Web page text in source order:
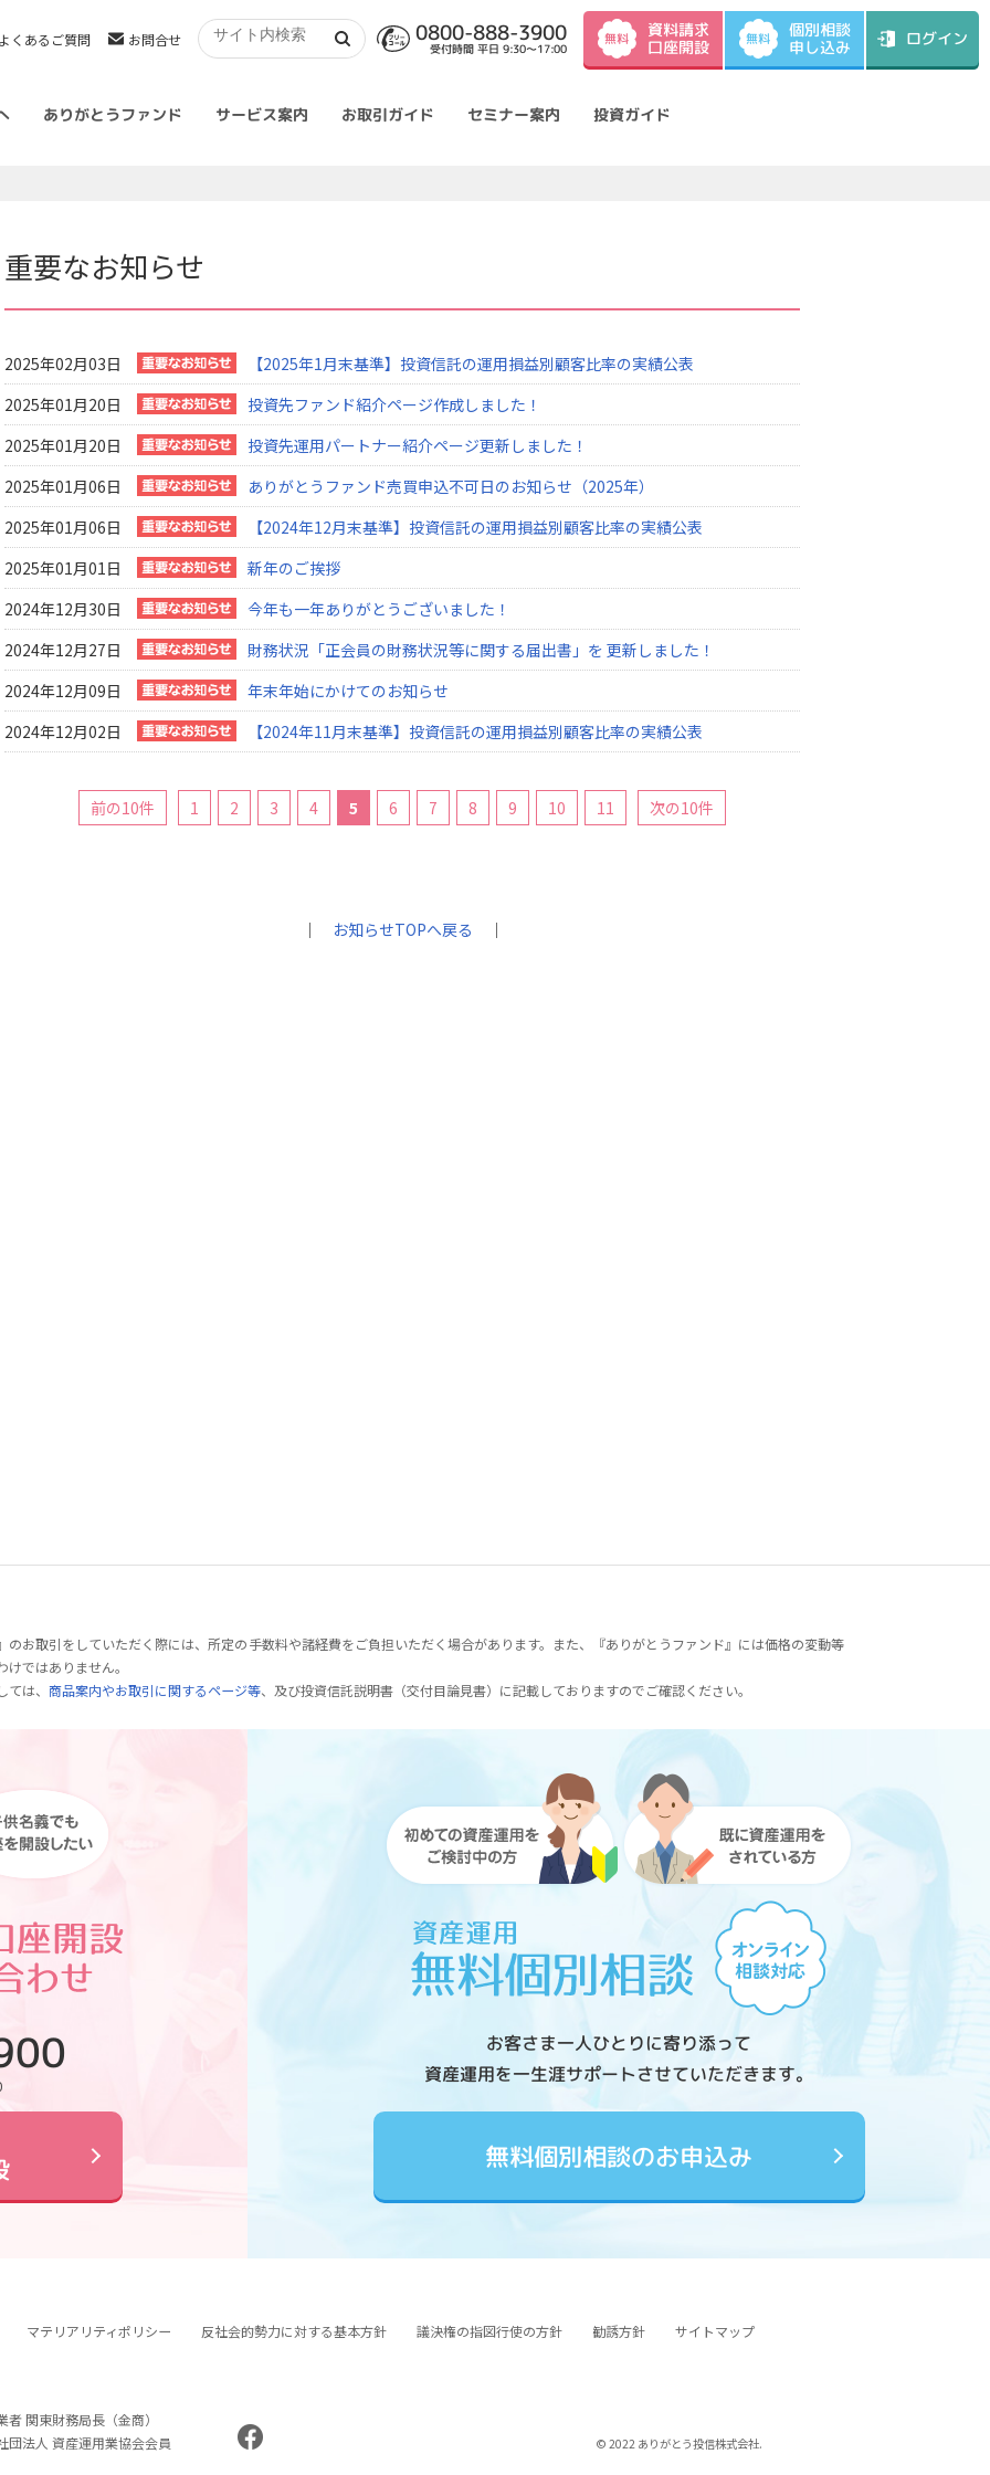
くあるご質問 お問合せ 0800-888-3900
受付時間 平日 9:30～17:00
無料 資料請求
口座開設 無料 個別相談
申し込み ログイン
ありがとうファンド サービス案内 お取引ガイド セミナー案内 投資ガイド
重要なお知らせ
2025年02月03日
【2025年1月末基準】投資信託の運用損益別顧客比率の実績公表
2025年01月20日
投資先ファンド紹介ページ作成しました！
2025年01月20日
投資先運用パートナー紹介ページ更新しました！
2025年01月06日
ありがとうファンド売買申込不可日のお知らせ（2025年）
2025年01月06日
【2024年12月末基準】投資信託の運用損益別顧客比率の実績公表
2025年01月01日
新年のご挨拶
2024年12月30日
今年も一年ありがとうございました！
2024年12月27日
財務状況「正会員の財務状況等に関する届出書」を 更新しました！
2024年12月09日
年末年始にかけてのお知らせ
2024年12月02日
【2024年11月末基準】投資信託の運用損益別顧客比率の実績公表
前の10件 1 2 3 4 5 6 7 8 9 10 11 次の10件
｜ お知らせTOPへ戻る ｜
お取引をしていただく際には、所定の手数料や諸経費をご負担いただく場合があります。また、『ありがとうファンド』には価格の変動等
ではありません。
は、 商品案内やお取引に関するページ等、及び投資信託説明書（交付目論見書）に記載しておりますのでご確認ください。
お客さま一人ひとりに寄り添って
資産運用を一生涯サポートさせていただきます。
無料個別相談のお申込み
マテリアリティポリシー 反社会的勢力に対する基本方針 議決権の指図行使の方針 勧誘方針 サイトマップ
者 関東財務局長（金商）
団法人 資産運用業協会会員
© 2022 ありがとう投信株式会社.